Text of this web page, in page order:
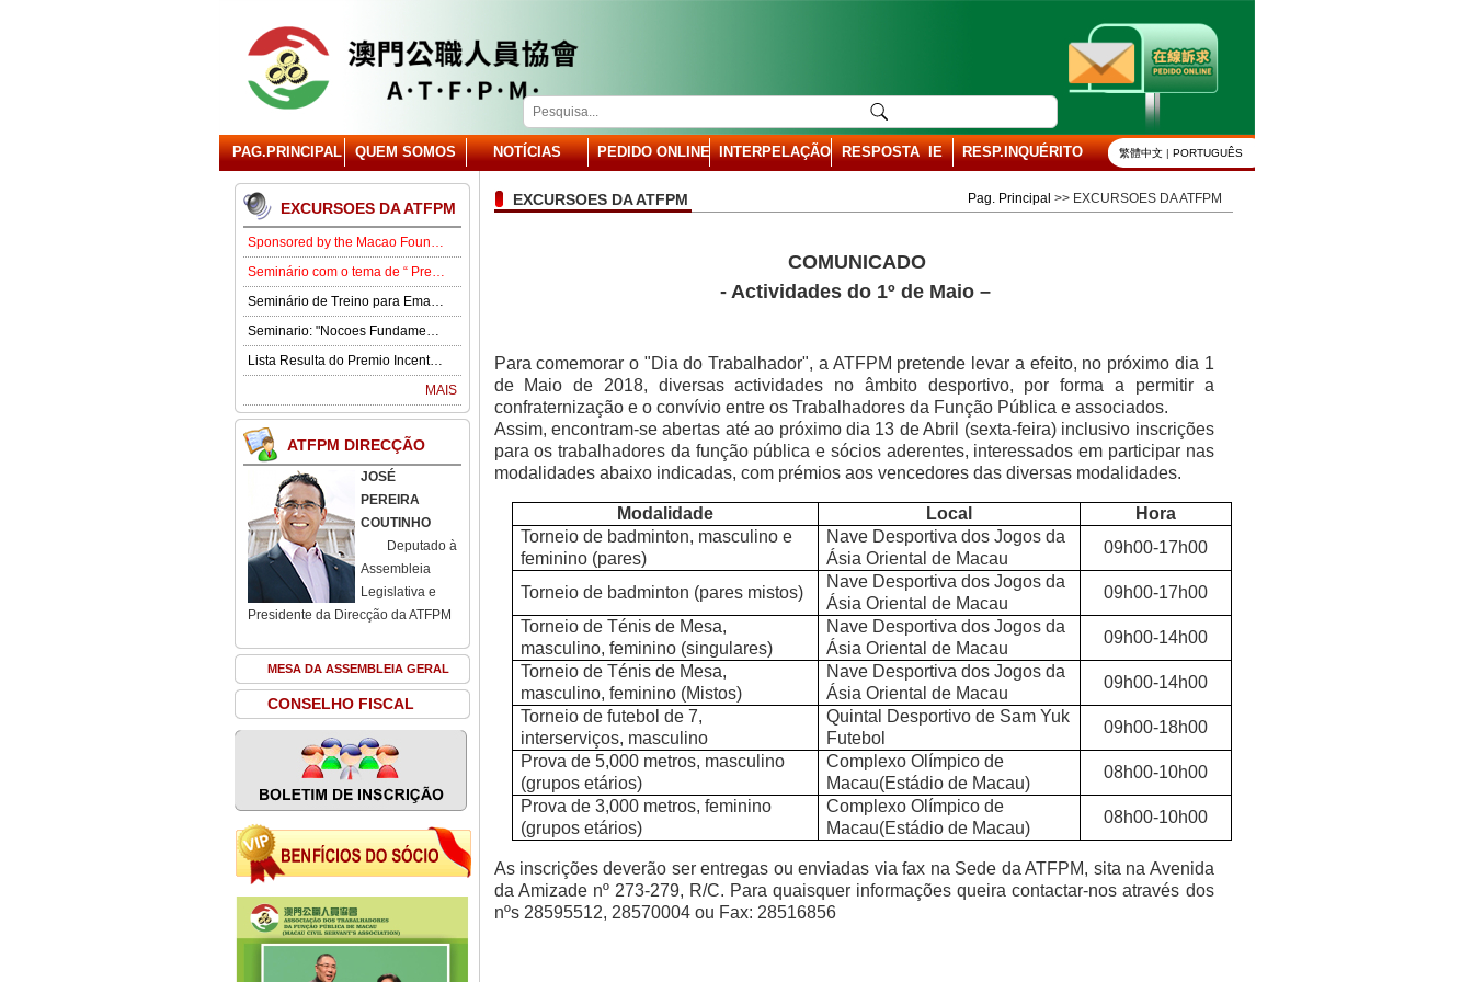
PAG.PRINCIPAL QUEM SOMOS NOTÍCIAS PEDIDO ONLINE INTERPELAÇÃO RESPOSTA IE RESP.INQUÉRITO 繁體中文 | PORTUGUÊS
EXCURSOES DA ATFPM
Sponsored by the Macao Foundation, the Macau Civil Servants Association (ATFPM) will organize the “Job Opportunities for Youth Seminar” at 3:00 p.m. on 15 August in our Association . Our guest speaker is Lawmaker José Pereira Coutinho.
Seminário com o tema de “ Prevenção e Controlo da Gota” .
Seminário de Treino para Emagrecimento.
Seminario: "Nocoes Fundamentais de Direito Comercialde Macau: Regime das Sociedades Comerciais,Orgaos Sociais, Direitos e Obrigagoes dos Socios"
Lista Resulta do Premio Incentivo 2026
MAIS
ATFPM DIRECÇÃO
JOSÉ
PEREIRA
COUTINHO
Deputado à
Assembleia
Legislativa e
Presidente da Direcção da ATFPM
MESA DA ASSEMBLEIA GERAL
CONSELHO FISCAL
EXCURSOES DA ATFPM Pag. Principal >> EXCURSOES DA ATFPM
COMUNICADO
- Actividades do 1º de Maio –
Para comemorar o "Dia do Trabalhador", a ATFPM pretende levar a efeito, no próximo dia 1
de Maio de 2018, diversas actividades no âmbito desportivo, por forma a permitir a
confraternização e o convívio entre os Trabalhadores da Função Pública e associados.
Assim, encontram-se abertas até ao próximo dia 13 de Abril (sexta-feira) inclusivo inscrições
para os trabalhadores da função pública e sócios aderentes, interessados em participar nas
modalidades abaixo indicadas, com prémios aos vencedores das diversas modalidades.
Modalidade Local
Hora
Torneio de badminton, masculino e
feminino (pares)
Nave Desportiva dos Jogos da
Ásia Oriental de Macau
09h00-17h00
Torneio de badminton (pares mistos)
Nave Desportiva dos Jogos da
Ásia Oriental de Macau
09h00-17h00
Torneio de Ténis de Mesa,
masculino, feminino (singulares)
Nave Desportiva dos Jogos da
Ásia Oriental de Macau
09h00-14h00
Torneio de Ténis de Mesa,
masculino, feminino (Mistos)
Nave Desportiva dos Jogos da
Ásia Oriental de Macau
09h00-14h00
Torneio de futebol de 7,
interserviços, masculino
Quintal Desportivo de Sam Yuk
Futebol
09h00-18h00
Prova de 5,000 metros, masculino
(grupos etários)
Complexo Olímpico de
Macau(Estádio de Macau)
08h00-10h00
Prova de 3,000 metros, feminino
(grupos etários)
Complexo Olímpico de
Macau(Estádio de Macau)
08h00-10h00
As inscrições deverão ser entregas ou enviadas via fax na Sede da ATFPM, sita na Avenida
da Amizade nº 273-279, R/C. Para quaisquer informações queira contactar-nos através dos
nºs 28595512, 28570004 ou Fax: 28516856